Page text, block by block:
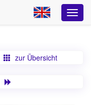
zur Übersicht